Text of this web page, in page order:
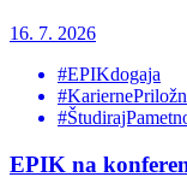
16. 7. 2026
#EPIKdogaja
EPIK na